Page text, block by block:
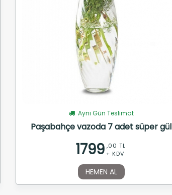
Aynı Gün Teslimat
Paşabahçe vazoda 7 adet süper gül
1799 ,00 TL
+ KDV
HEMEN AL